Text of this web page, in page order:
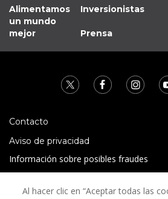
Alimentamos
un mundo
mejor
Inversionistas
Prensa
Contacto
Aviso de privacidad
Información sobre posibles fraudes
Al hacer clic en “Aceptar todas las